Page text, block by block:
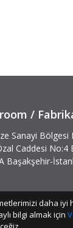
/
Sanayi Bölgesi
Caddesi No:4
Başakşehir-
daha iyi
bilgi almak için